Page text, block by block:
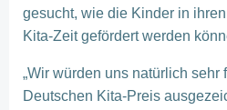
gesucht, wie die Kinder in
Kita-Zeit gefördert werden
„Wir würden uns natürlich sehr
Deutschen Kita-Preis